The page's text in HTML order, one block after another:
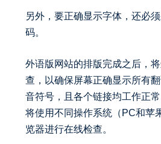
另外，要正确显示字体，还必
码。
外语版网站的排版完成之后，
查，以确保屏幕正确显示所有
音符号，且各个链接均工作正
将使用不同操作系统（PC和苹
览器进行在线检查。